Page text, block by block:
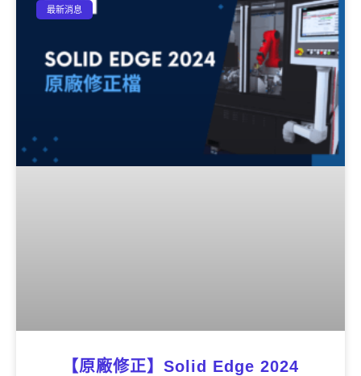
最新消息
【原廠修正】Solid Edge 2024